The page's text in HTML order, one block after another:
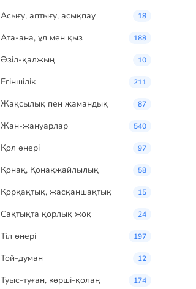
Асығу, аптығу, асықпау 18
Ата-ана, ұл мен қыз 188
Әзіл-қалжың 10
Егіншілік 211
Жақсылық пен жамандық 87
Жан-жануарлар 540
Қол өнері 97
Қонақ, Қонақжайлылық 58
Қорқақтық, жасқаншақтық 15
Сақтықта қорлық жоқ 24
Тіл өнері 197
Той-думан 12
Туыс-туған, көрші-қолаң 174